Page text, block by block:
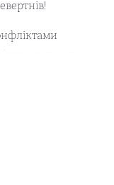
«Тогосвітніх».
яких ми
у світ
й небезпечний!